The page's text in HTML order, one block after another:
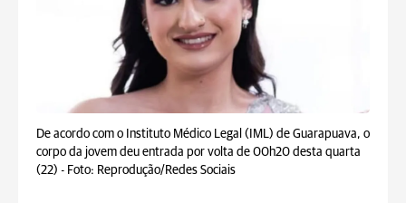
De acordo com o Instituto Médico Legal (IML) de Guarapuava, o
corpo da jovem deu entrada por volta de 00h20 desta quarta
(22) - Foto: Reprodução/Redes Sociais